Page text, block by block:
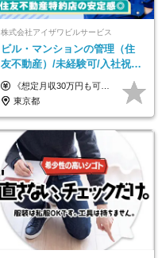
株式会社アイザワビルサービス
ビル・マンションの管理（住
友不動産）/未経験可/入社祝い
金10万円/月収30万円可/40～
50代活躍/S102
《想定月収30万円も可能！/想定年収380万円》 ■月給24万5000円以上＋賞与年2回(2カ月/2025年実績)＋時間外手当＋資格手当＋役職手当＋交通費 ………… ≪昇給、賞与、および各種諸手当について≫ ◇入社お祝い金（10万円 ※3カ月精勤後支給） ◇昇給/年1回 ◇賞与/年2回(2カ月/2025年実績) ◇時間外手当 ◇資格手当 └・ビル設備管理技能士1級（1万円/月） ・ビル設備管理技能士2級（5000円/月） ・建築物環境衛生管理技術者（1万円/月） ・防火管理技能者（3000円/月） ・消防設備士乙4類（3000円/月） 他 ◇役職手当 └・班長/サブリーダー/リーダー（5000円～2万円/月） ◇物件手当（最大2万円 ※物件により異なる） ◇退職金あり ※経験・年齢・能力を考慮した上、当社規定により優遇いたします。 ※3カ月の試用期間あり。その間の給与や福利厚生に差異はありません。 《モデル年収》 ・入社1年/35歳：年収380万円 ・入社3年/38歳：年収400万円
東京都